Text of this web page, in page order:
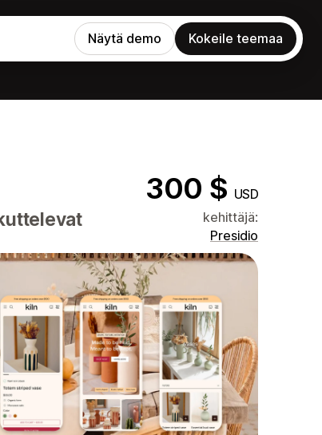
Näytä demo Kokeile teemaa
300 $ USD
kehittäjä:
Presidio